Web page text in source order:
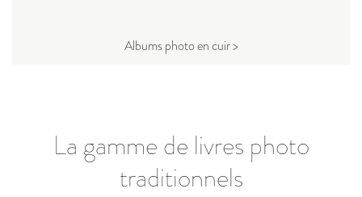
Albums photo en cuir >
La gamme de livres photo
traditionnels